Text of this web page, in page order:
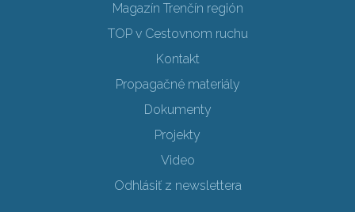
Magazín Trenčín región
TOP v Cestovnom ruchu
Kontakt
Propagačné materiály
Dokumenty
Projekty
Video
Odhlásiť z newslettera